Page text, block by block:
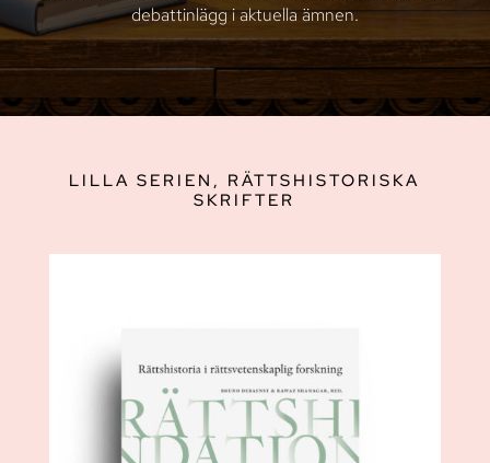
debattinlägg i aktuella ämnen.
LILLA SERIEN, RÄTTSHISTORISKA
SKRIFTER